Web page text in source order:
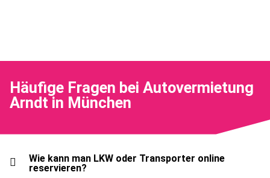
Häufige Fragen bei Autovermietung
Arndt in München
Wie kann man LKW oder Transporter online
reservieren?